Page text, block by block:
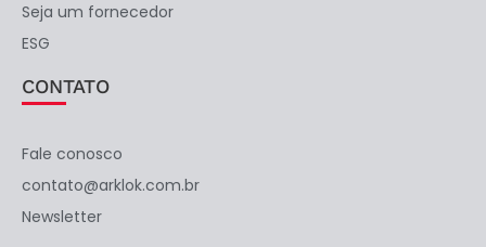
Seja um fornecedor
ESG
CONTATO
Fale conosco
contato@arklok.com.br
Newsletter